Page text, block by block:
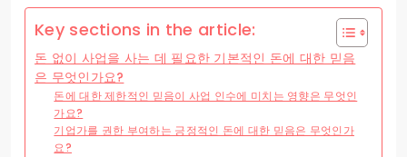
Key sections in the article:
돈 없이 사업을 사는 데 필요한 기본적인 돈에 대한 믿음
은 무엇인가요?
돈에 대한 제한적인 믿음이 사업 인수에 미치는 영향은 무엇인
가요?
기업가를 권한 부여하는 긍정적인 돈에 대한 믿음은 무엇인가
요?